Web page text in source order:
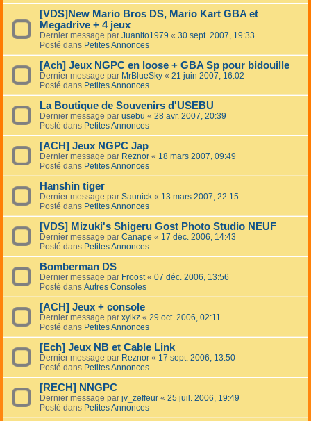
[VDS]New Mario Bros DS, Mario Kart GBA et
Megadrive + 4 jeux
Dernier message par Juanito1979 « 30 sept. 2007, 19:33
Posté dans Petites Annonces
[Ach] Jeux NGPC en loose + GBA Sp pour bidouille
Dernier message par MrBlueSky « 21 juin 2007, 16:02
Posté dans Petites Annonces
La Boutique de Souvenirs d'USEBU
Dernier message par usebu « 28 avr. 2007, 20:39
Posté dans Petites Annonces
[ACH] Jeux NGPC Jap
Dernier message par Reznor « 18 mars 2007, 09:49
Posté dans Petites Annonces
Hanshin tiger
Dernier message par Saunick « 13 mars 2007, 22:15
Posté dans Petites Annonces
[VDS] Mizuki's Shigeru Gost Photo Studio NEUF
Dernier message par Canape « 17 déc. 2006, 14:43
Posté dans Petites Annonces
Bomberman DS
Dernier message par Froost« 07 déc. 2006, 13:56
Posté dans Autres Consoles
[ACH] Jeux + console
Dernier message par xylkz « 29 oct. 2006, 02:11
Posté dans Petites Annonces
[Ech] Jeux NB et Cable Link
Dernier message par Reznor « 17 sept. 2006, 13:50
Posté dans Petites Annonces
[RECH] NNGPC
Dernier message par jv_zeffeur « 25 juil. 2006, 19:49
Posté dans Petites Annonces